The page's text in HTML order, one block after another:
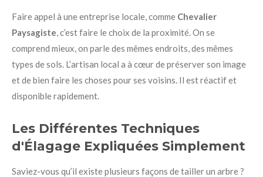
Faire appel à une entreprise locale, comme Chevalier
Paysagiste, c’est faire le choix de la proximité. On se
comprend mieux, on parle des mêmes endroits, des mêmes
types de sols. L’artisan local a à cœur de préserver son image
et de bien faire les choses pour ses voisins. Il est réactif et
disponible rapidement.
Les Différentes Techniques
d'Élagage Expliquées Simplement
Saviez-vous qu’il existe plusieurs façons de tailler un arbre ?